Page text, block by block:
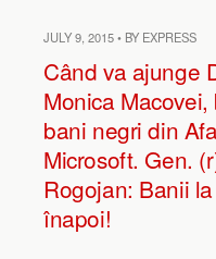
JULY 9, 2015 • BY EXPRESS
Când va ajunge
Monica
bani negri din
Microsoft. Gen.
Rogojan: Banii
înapoi!